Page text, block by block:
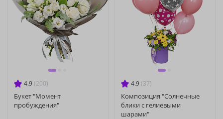
4.9 (200)
Букет "Момент
пробуждения"
4.9 (37)
Композиция "Солнечные
блики с гелиевыми
шарами"